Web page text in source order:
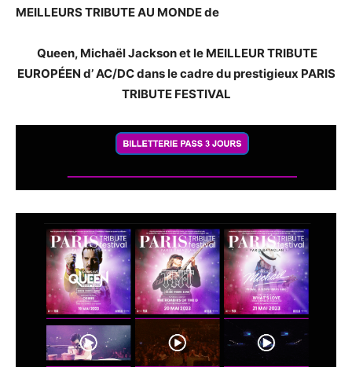
MEILLEURS TRIBUTE AU MONDE de
Queen, Michaël Jackson et le MEILLEUR TRIBUTE
EUROPÉEN d’ AC/DC dans le cadre du prestigieux PARIS
TRIBUTE FESTIVAL